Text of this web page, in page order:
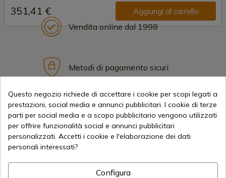
351,41 € Aggiungi al carrello
Vendita online dal 1998
Metodi di pagamento sicuri
Spedizioni Internazionali
Questo negozio richiede di accettare i cookie per scopi legati a
prestazioni, social media e annunci pubblicitari. I cookie di terze
parti per social media e a scopo pubblicitario vengono utilizzati
per offrire funzionalità social e annunci pubblicitari
personalizzati. Accetti i cookie e l'elaborazione dei dati
personali interessati?
Configura